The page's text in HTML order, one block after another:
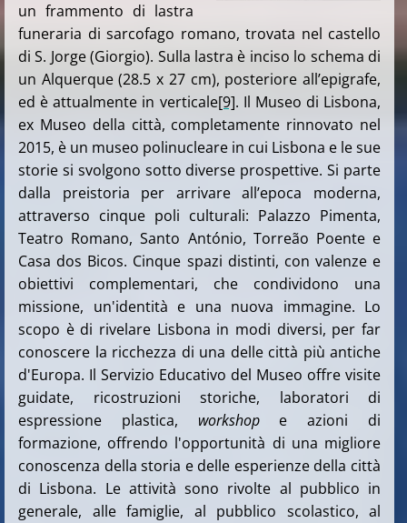
un frammento di lastra
funeraria di sarcofago romano, trovata nel castello
di S. Jorge (Giorgio). Sulla lastra è inciso lo schema di
un Alquerque (28.5 x 27 cm), posteriore all’epigrafe,
ed è attualmente in verticale[9]. Il Museo di Lisbona,
ex Museo della città, completamente rinnovato nel
2015, è un museo polinucleare in cui Lisbona e le sue
storie si svolgono sotto diverse prospettive. Si parte
dalla preistoria per arrivare all’epoca moderna,
attraverso cinque poli culturali: Palazzo Pimenta,
Teatro Romano, Santo António, Torreão Poente e
Casa dos Bicos. Cinque spazi distinti, con valenze e
obiettivi complementari, che condividono una
missione, un'identità e una nuova immagine. Lo
scopo è di rivelare Lisbona in modi diversi, per far
conoscere la ricchezza di una delle città più antiche
d'Europa. Il Servizio Educativo del Museo offre visite
guidate, ricostruzioni storiche, laboratori di
espressione plastica, workshope azioni di
formazione, offrendo l'opportunità di una migliore
conoscenza della storia e delle esperienze della città
di Lisbona. Le attività sono rivolte al pubblico in
generale, alle famiglie, al pubblico scolastico, al